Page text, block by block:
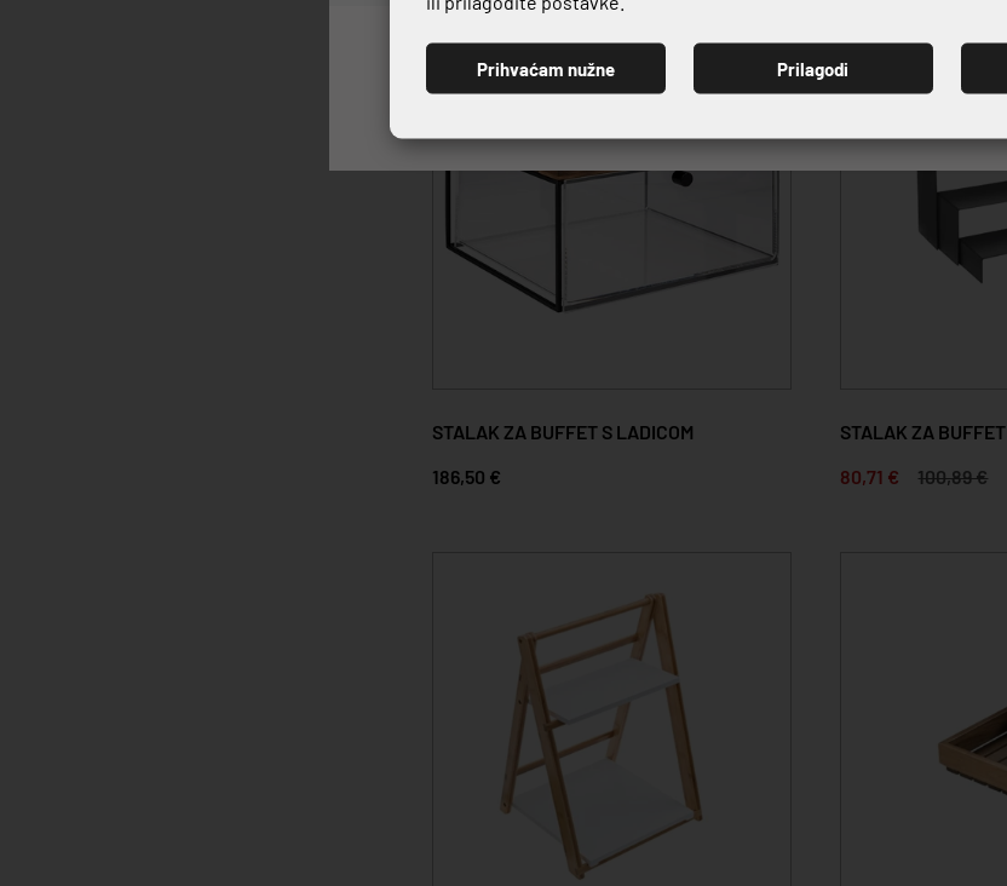
STALAK ZA BUFFET S LADICOM
186,50 €
STALAK ZA BUFFET
80,71 €
100,89 €
PRIJAVI SE
Prihvaćam nužne Prilagodi